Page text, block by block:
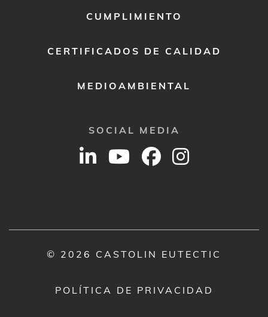
CUMPLIMIENTO
CERTIFICADOS DE CALIDAD
MEDIOAMBIENTAL
SOCIAL MEDIA
© 2026 CASTOLIN EUTECTIC
POLÍTICA DE PRIVACIDAD